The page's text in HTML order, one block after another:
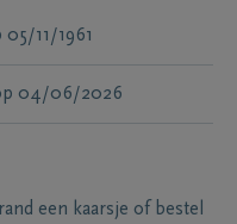
05/11/1961
04/06/2026
een kaarsje of bestel